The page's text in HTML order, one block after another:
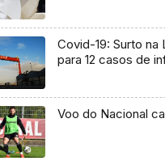
Covid-19: Surto na
para 12 casos de
Voo do Nacional